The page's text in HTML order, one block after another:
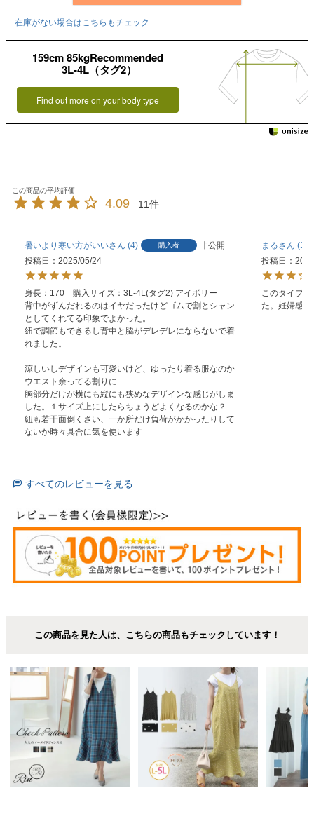
在庫がない場合はこちらもチェック
159cm 85kgRecommended
3L-4L（タグ2）
Find out more on your body type
4.09 11
暑いより寒い方がいい 4 購入者
非公開
投稿日
2025/05/24
身長：170　購入サイズ：3L-4L(タグ2) アイボリー
背中がずんだれるのはイヤだったけどゴムで割とシャン
としてくれてる印象でよかった。
紐で調節もできるし背中と脇がデレデレにならないで着
れました。
涼しいしデザインも可愛いけど、ゆったり着る服なのか
ウエスト余ってる割りに
胸部分だけが横にも縦にも狭めなデザインな感じがしま
した。１サイズ上にしたらちょうどよくなるのかな？
紐も若干面倒くさい、一か所だけ負荷がかかったりして
ないか時々具合に気を使います
まる
17
投稿日
このタイプ
た。妊婦感が
すべてのレビューを見る
この商品を見た人は、こちらの商品もチェックしています！